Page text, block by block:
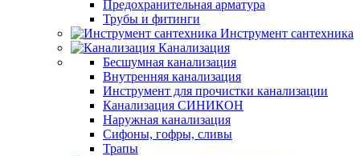
Предохранительная арматура
Трубы и фитинги
Инструмент сантехника
Канализация
Бесшумная канализация
Внутренняя канализация
Инструмент для прочистки канализации
Канализация СИНИКОН
Наружная канализация
Сифоны, гофры, сливы
Трапы